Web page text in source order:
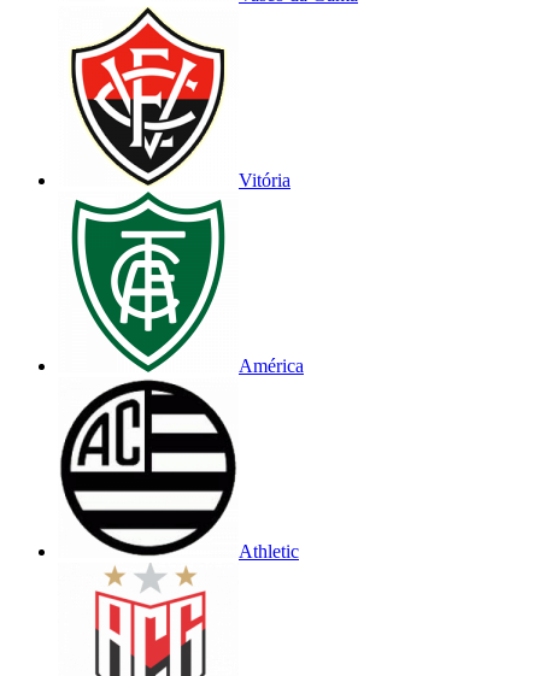
Vitória
América
Athletic